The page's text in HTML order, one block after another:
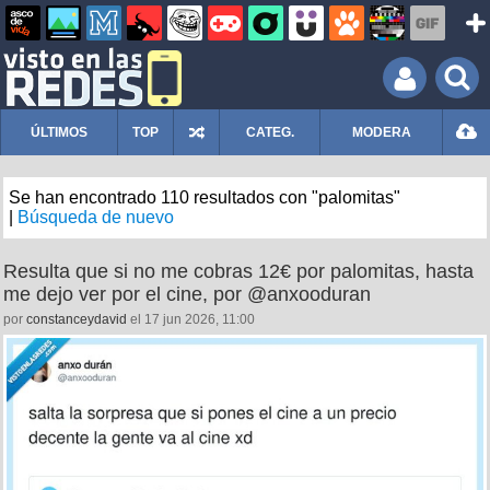
ÚLTIMOS TOP CATEG. MODERA
Se han encontrado 110 resultados con "palomitas"
Búsqueda de nuevo
Resulta que si no me cobras 12€ por palomitas, hasta
me dejo ver por el cine, por @anxooduran
por constanceydavid el 17 jun 2026, 11:00